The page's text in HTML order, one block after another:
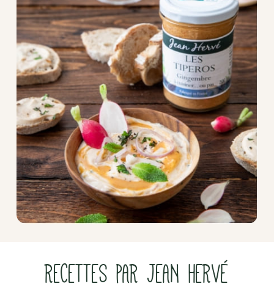
RECETTES PAR JEAN HERVÉ